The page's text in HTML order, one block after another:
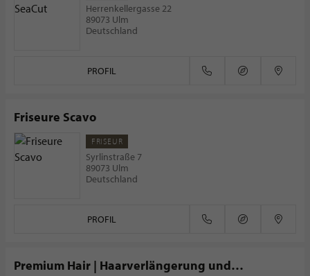
Herrenkellergasse 22
89073 Ulm
Deutschland
PROFIL
Friseure Scavo
FRISEUR
Syrlinstraße 7
89073 Ulm
Deutschland
PROFIL
Premium Hair | Haarverlängerung und